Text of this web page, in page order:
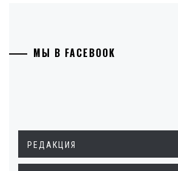
МЫ В FACEBOOK
РЕДАКЦИЯ